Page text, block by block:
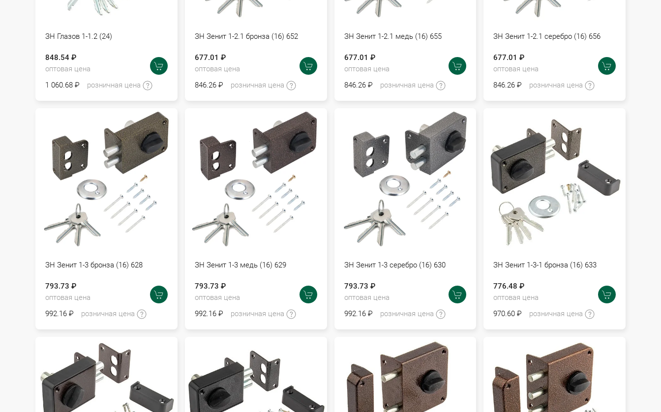
ЗН Глазов 1-1.2 (24)
848.54 ₽
оптовая цена
1 060.68 ₽
розничная цена
ЗН Зенит 1-2.1 бронза (16) 652
677.01 ₽
оптовая цена
846.26 ₽
розничная цена
ЗН Зенит 1-2.1 медь (16) 655
677.01 ₽
оптовая цена
846.26 ₽
розничная цена
ЗН Зенит 1-2.1 серебро (16) 656
677.01 ₽
оптовая цена
846.26 ₽
розничная цена
ЗН Зенит 1-3 бронза (16) 628
793.73 ₽
оптовая цена
992.16 ₽
розничная цена
ЗН Зенит 1-3 медь (16) 629
793.73 ₽
оптовая цена
992.16 ₽
розничная цена
ЗН Зенит 1-3 серебро (16) 630
793.73 ₽
оптовая цена
992.16 ₽
розничная цена
ЗН Зенит 1-3-1 бронза (16) 633
776.48 ₽
оптовая цена
970.60 ₽
розничная цена